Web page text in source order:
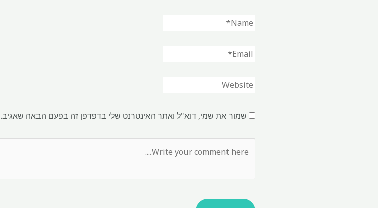
שמור את שמי, דוא"ל ואתר האינטרנט שלי בדפדפן זה בפעם הבאה שאגיב.